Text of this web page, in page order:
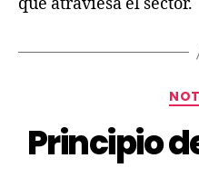
que atraviesa el sector.
Principio